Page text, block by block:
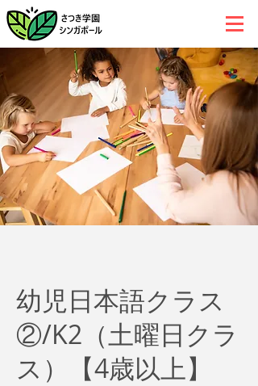
幼児日本語クラス
②/K2（土曜日クラ
ス）【4歳以上】